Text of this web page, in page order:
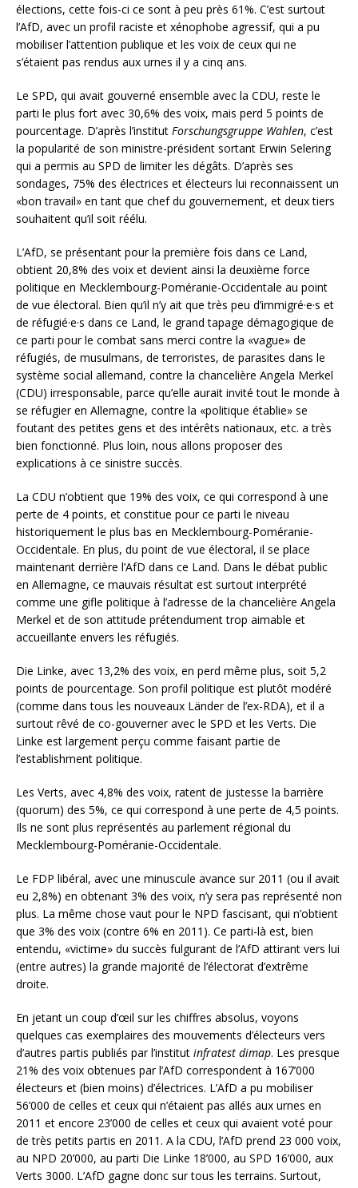
élections, cette fois-ci ce sont à peu près 61%. C’est surtout
l’AfD, avec un profil raciste et xénophobe agressif, qui a pu
mobiliser l’attention publique et les voix de ceux qui ne
s’étaient pas rendus aux urnes il y a cinq ans.
Le SPD, qui avait gouverné ensemble avec la CDU, reste le
parti le plus fort avec 30,6% des voix, mais perd 5 points de
pourcentage. D’après l’institut Forschungsgruppe Wahlen, c’est
la popularité de son ministre-président sortant Erwin Selering
qui a permis au SPD de limiter les dégâts. D’après ses
sondages, 75% des électrices et électeurs lui reconnaissent un
«bon travail» en tant que chef du gouvernement, et deux tiers
souhaitent qu’il soit réélu.
L’AfD, se présentant pour la première fois dans ce Land,
obtient 20,8% des voix et devient ainsi la deuxième force
politique en Mecklembourg-Poméranie-Occidentale au point
de vue électoral. Bien qu’il n’y ait que très peu d’immigré·e·s et
de réfugié·e·s dans ce Land, le grand tapage démagogique de
ce parti pour le combat sans merci contre la «vague» de
réfugiés, de musulmans, de terroristes, de parasites dans le
système social allemand, contre la chancelière Angela Merkel
(CDU) irresponsable, parce qu’elle aurait invité tout le monde à
se réfugier en Allemagne, contre la «politique établie» se
foutant des petites gens et des intérêts nationaux, etc. a très
bien fonctionné. Plus loin, nous allons proposer des
explications à ce sinistre succès.
La CDU n’obtient que 19% des voix, ce qui correspond à une
perte de 4 points, et constitue pour ce parti le niveau
historiquement le plus bas en Mecklembourg-Poméranie-
Occidentale. En plus, du point de vue électoral, il se place
maintenant derrière l’AfD dans ce Land. Dans le débat public
en Allemagne, ce mauvais résultat est surtout interprété
comme une gifle politique à l’adresse de la chancelière Angela
Merkel et de son attitude prétendument trop aimable et
accueillante envers les réfugiés.
Die Linke, avec 13,2% des voix, en perd même plus, soit 5,2
points de pourcentage. Son profil politique est plutôt modéré
(comme dans tous les nouveaux Länder de l’ex-RDA), et il a
surtout rêvé de co-gouverner avec le SPD et les Verts. Die
Linke est largement perçu comme faisant partie de
l’establishment politique.
Les Verts, avec 4,8% des voix, ratent de justesse la barrière
(quorum) des 5%, ce qui correspond à une perte de 4,5 points.
Ils ne sont plus représentés au parlement régional du
Mecklembourg-Poméranie-Occidentale.
Le FDP libéral, avec une minuscule avance sur 2011 (ou il avait
eu 2,8%) en obtenant 3% des voix, n’y sera pas représenté non
plus. La même chose vaut pour le NPD fascisant, qui n’obtient
que 3% des voix (contre 6% en 2011). Ce parti-là est, bien
entendu, «victime» du succès fulgurant de l’AfD attirant vers lui
(entre autres) la grande majorité de l’électorat d’extrême
droite.
En jetant un coup d’œil sur les chiffres absolus, voyons
quelques cas exemplaires des mouvements d’électeurs vers
d’autres partis publiés par l’institut infratest dimap. Les presque
21% des voix obtenues par l’AfD correspondent à 167’000
électeurs et (bien moins) d’électrices. L’AfD a pu mobiliser
56’000 de celles et ceux qui n’étaient pas allés aux urnes en
2011 et encore 23’000 de celles et ceux qui avaient voté pour
de très petits partis en 2011. A la CDU, l’AfD prend 23 000 voix,
au NPD 20’000, au parti Die Linke 18’000, au SPD 16’000, aux
Verts 3000. L’AfD gagne donc sur tous les terrains. Surtout,